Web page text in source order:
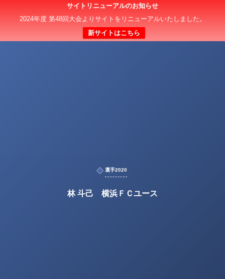
サイトリニューアルのお知らせ
2024年度 第48回大会よりサイトをリニューアルいたしました。
新サイトはこちら
選手2020
林 斗己 横浜ＦＣユース